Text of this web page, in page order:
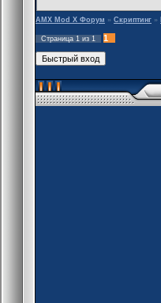
AMX Mod X Форум » Скриптинг »
Страница 1 из 1 1